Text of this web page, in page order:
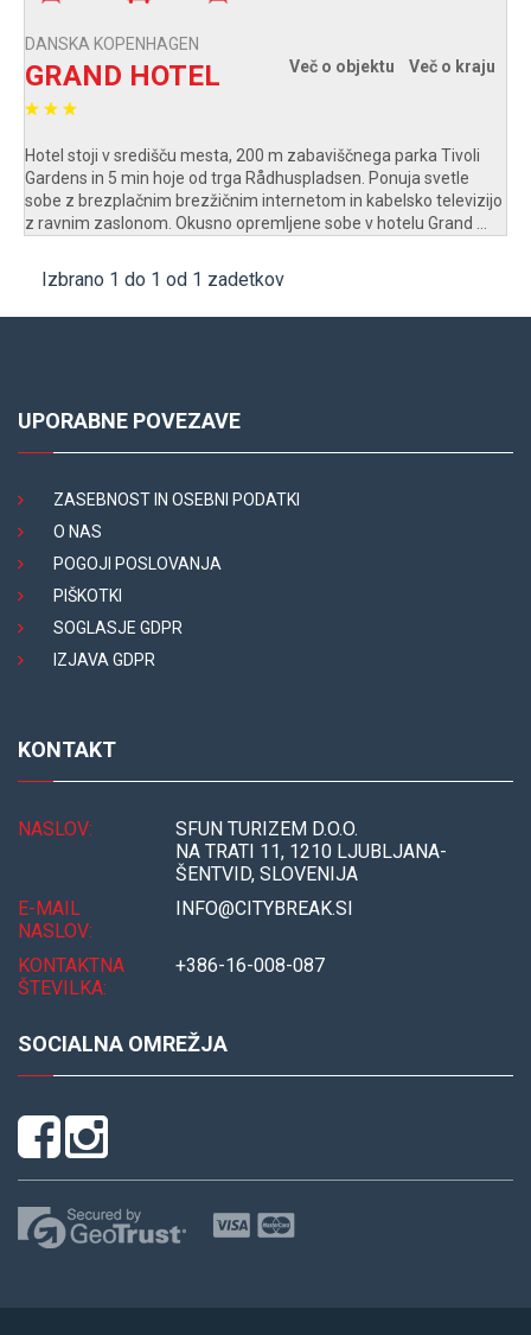
DANSKA KOPENHAGEN
GRAND HOTEL Več o objektu Več o kraju
Hotel stoji v središču mesta, 200 m zabaviščnega parka Tivoli
Gardens in 5 min hoje od trga Rådhuspladsen. Ponuja svetle
sobe z brezplačnim brezžičnim internetom in kabelsko televizijo
z ravnim zaslonom. Okusno opremljene sobe v hotelu Grand ...
Izbrano 1 do 1 od 1 zadetkov
UPORABNE POVEZAVE
ZASEBNOST IN OSEBNI PODATKI
O NAS
POGOJI POSLOVANJA
PIŠKOTKI
SOGLASJE GDPR
IZJAVA GDPR
KONTAKT
NASLOV:
SFUN TURIZEM D.O.O.
NA TRATI 11, 1210 LJUBLJANA-
ŠENTVID, SLOVENIJA
E-MAIL
NASLOV:
INFO@CITYBREAK.SI
KONTAKTNA
ŠTEVILKA:
+386-16-008-087
SOCIALNA OMREŽJA